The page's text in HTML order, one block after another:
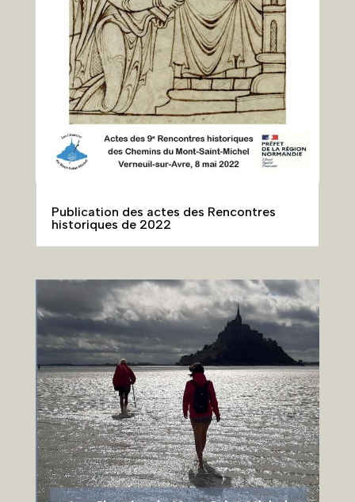
Publication des actes des Rencontres
historiques de 2022